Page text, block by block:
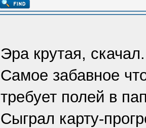
[-] Fixed
[-] Fixed Era's
not cleared on
[!] Need
Эра крутая, скачал.
Самое забавное
требует полей в
Сыграл карту-